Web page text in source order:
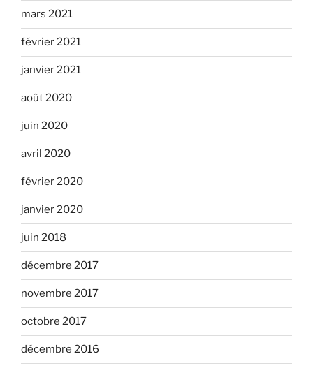
mars 2021
février 2021
janvier 2021
août 2020
juin 2020
avril 2020
février 2020
janvier 2020
juin 2018
décembre 2017
novembre 2017
octobre 2017
décembre 2016